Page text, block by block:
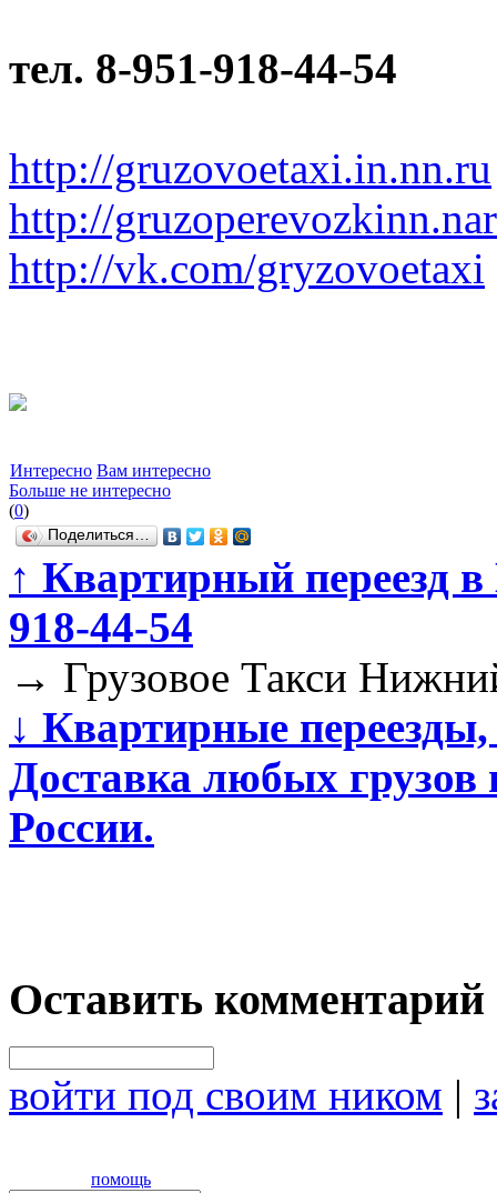
тел. 8-951-918-44-54
http://gruzovoetaxi.in.nn.ru
http://
http://vk.com/gryzovoetaxi
Интересно Вам интересно
Больше не интересно
(0)
Поделиться…
↑ Квартирный переезд
918-44-54
→ Грузовое Такси
↓ Квартирные
Доставка любых
России.
Оставить комментарий
войти под своим ником |
помощь